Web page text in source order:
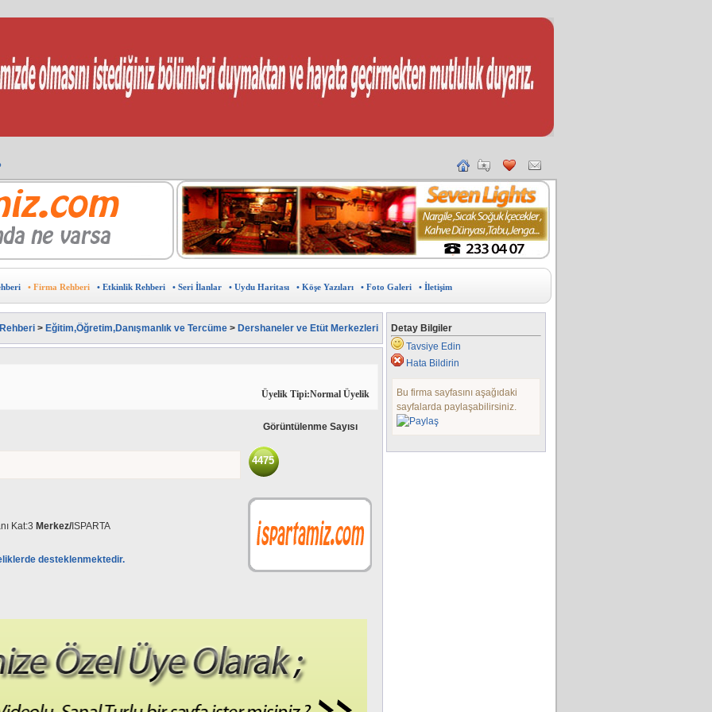
doğru adresKıbrıs Pazarı
yararlanın.
ÜCRETSİZ ekleyin.
verebilir ,sponsor olabilirsiniz.
haritası
?
• Firma Rehberi • Etkinlik Rehberi • Seri İlanlar • Uydu Haritası • Köşe Yazıları • Foto Galeri • İletişim
> Eğitim,Öğretim,Danışmanlık ve Tercüme > Dershaneler ve Etüt Merkezleri
Üyelik Tipi:Normal Üyelik
Görüntülenme Sayısı
4475
Kat:3 Merkez/ ISPARTA
desteklenmektedir.
Detay Bilgiler
Tavsiye Edin
Hata Bildirin
Bu firma sayfasını aşağıdaki
sayfalarda paylaşabilirsiniz.